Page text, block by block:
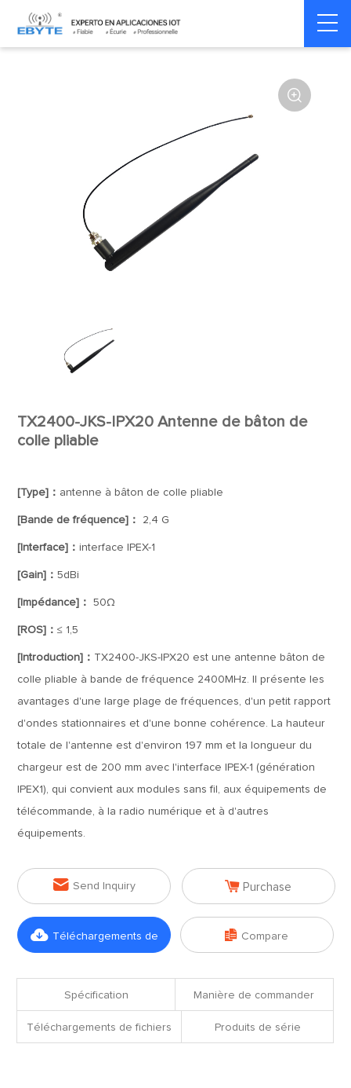
Home > Accessoires > Antenna

TX2400-JKS-IPX20 Antenne de bâton de
colle pliable
[Type]： antenne à bâton de colle pliable
[Bande de fréquence]： 2,4 G
[Interface]：interface IPEX-1
[Gain]：5dBi
[Impédance]： 50Ω
[ROS]：≤ 1,5
[Introduction]： TX2400-JKS-IPX20 est une antenne bâton de
colle pliable à bande de fréquence 2400MHz. Il présente les
avantages d'une large plage de fréquences, d'un petit rapport
d'ondes stationnaires et d'une bonne cohérence. La hauteur
totale de l'antenne est d'environ 197 mm et la longueur du
chargeur est de 200 mm avec l'interface IPEX-1 (génération
IPEX1), qui convient aux modules sans fil, aux équipements de
télécommande, à la radio numérique et à d'autres
équipements.
 Send Inquiry  Purchase
 Téléchargements de  Compare
Spécification Manière de commander
Téléchargements de fichiers Produits de série